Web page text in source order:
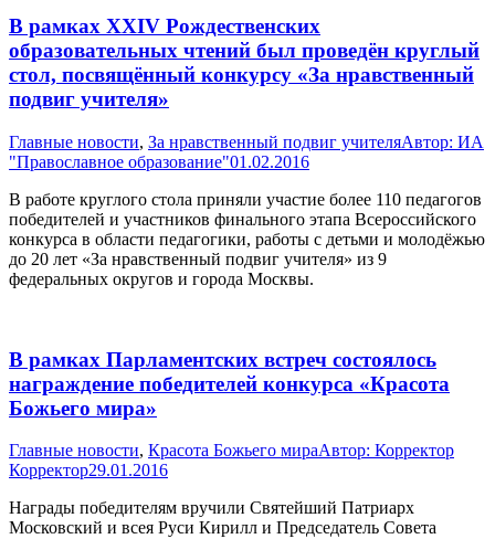
В рамках XXIV Рождественских
образовательных чтений был проведён круглый
стол, посвящённый конкурсу «За нравственный
подвиг учителя»
Главные новости, За нравственный подвиг учителяАвтор: ИА
"Православное образование"01.02.2016
В работе круглого стола приняли участие более 110 педагогов
победителей и участников финального этапа Всероссийского
конкурса в области педагогики, работы с детьми и молодёжью
до 20 лет «За нравственный подвиг учителя» из 9
федеральных округов и города Москвы.
В рамках Парламентских встреч состоялось
награждение победителей конкурса «Красота
Божьего мира»
Главные новости, Красота Божьего мираАвтор: Корректор
Корректор29.01.2016
Награды победителям вручили Святейший Патриарх
Московский и всея Руси Кирилл и Председатель Совета